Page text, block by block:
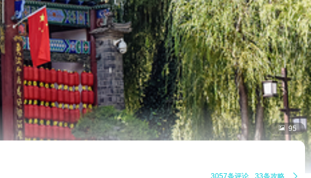
 95
3057条评论 33条攻略 